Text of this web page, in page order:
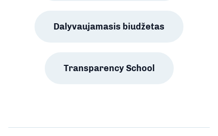
Dalyvaujamasis biudžetas
Transparency School